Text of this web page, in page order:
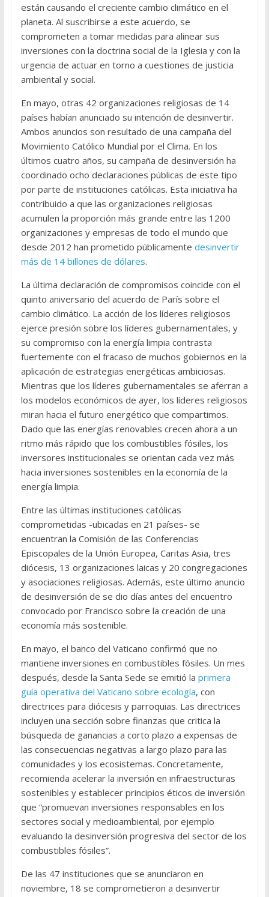
están causando el creciente cambio climático en el
planeta. Al suscribirse a este acuerdo, se
comprometen a tomar medidas para alinear sus
inversiones con la doctrina social de la Iglesia y con la
urgencia de actuar en torno a cuestiones de justicia
ambiental y social.
En mayo, otras 42 organizaciones religiosas de 14
países habían anunciado su intención de desinvertir.
Ambos anuncios son resultado de una campaña del
Movimiento Católico Mundial por el Clima. En los
últimos cuatro años, su campaña de desinversión ha
coordinado ocho declaraciones públicas de este tipo
por parte de instituciones católicas. Esta iniciativa ha
contribuido a que las organizaciones religiosas
acumulen la proporción más grande entre las 1200
organizaciones y empresas de todo el mundo que
desde 2012 han prometido públicamente desinvertir
más de 14 billones de dólares.
La última declaración de compromisos coincide con el
quinto aniversario del acuerdo de París sobre el
cambio climático. La acción de los líderes religiosos
ejerce presión sobre los líderes gubernamentales, y
su compromiso con la energía limpia contrasta
fuertemente con el fracaso de muchos gobiernos en la
aplicación de estrategias energéticas ambiciosas.
Mientras que los líderes gubernamentales se aferran a
los modelos económicos de ayer, los líderes religiosos
miran hacia el futuro energético que compartimos.
Dado que las energías renovables crecen ahora a un
ritmo más rápido que los combustibles fósiles, los
inversores institucionales se orientan cada vez más
hacia inversiones sostenibles en la economía de la
energía limpia.
Entre las últimas instituciones católicas
comprometidas -ubicadas en 21 países- se
encuentran la Comisión de las Conferencias
Episcopales de la Unión Europea, Caritas Asia, tres
diócesis, 13 organizaciones laicas y 20 congregaciones
y asociaciones religiosas. Además, este último anuncio
de desinversión de se dio días antes del encuentro
convocado por Francisco sobre la creación de una
economía más sostenible.
En mayo, el banco del Vaticano confirmó que no
mantiene inversiones en combustibles fósiles. Un mes
después, desde la Santa Sede se emitió la primera
guía operativa del Vaticano sobre ecología, con
directrices para diócesis y parroquias. Las directrices
incluyen una sección sobre finanzas que critica la
búsqueda de ganancias a corto plazo a expensas de
las consecuencias negativas a largo plazo para las
comunidades y los ecosistemas. Concretamente,
recomienda acelerar la inversión en infraestructuras
sostenibles y establecer principios éticos de inversión
que “promuevan inversiones responsables en los
sectores social y medioambiental, por ejemplo
evaluando la desinversión progresiva del sector de los
combustibles fósiles”.
De las 47 instituciones que se anunciaron en
noviembre, 18 se comprometieron a desinvertir